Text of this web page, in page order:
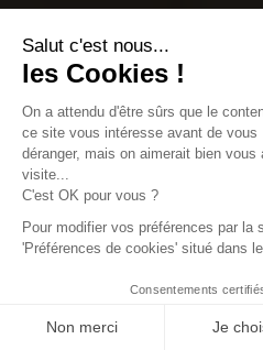
Salut c'est nous...
les Cookies !
On a attendu d'être sûrs que le
ce site vous intéresse avant de vous
déranger, mais on aimerait bien
visite...
C'est OK pour vous ?
Pour modifier vos préférences par la
'Préférences de cookies' situé dans
Consentements
Non merci Je